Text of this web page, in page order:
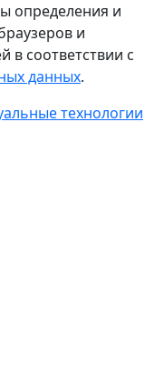
определения и
и
в соответствии с
данных.
технологии